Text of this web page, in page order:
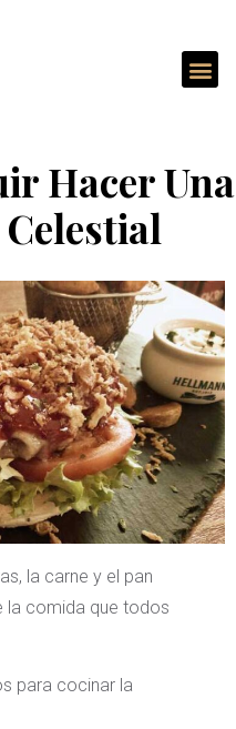
Hacer Una
la carne y el pan
la comida que todos
para cocinar la